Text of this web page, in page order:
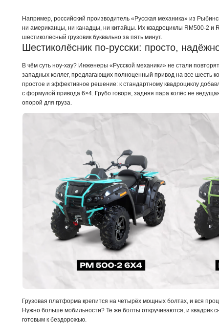
Например, российский производитель «Русская механика» из
ни американцы, ни канадцы, ни китайцы. Их квадроциклы RM500-2
шестиколёсный грузовик буквально за пять минут.
Шестиколёсник по-русски: просто,
В чём суть ноу-хау? Инженеры «Русской механики» не стали
западных коллег, предлагающих полноценный привод на все шесть
простое и эффективное решение: к стандартному квадроциклу
с формулой привода 6×4. Грубо говоря, задняя пара колёс не
опорой для груза.
Грузовая платформа крепится на четырёх мощных болтах, и вся
Нужно больше мобильности? Те же болты откручиваются, и квадрик
готовым к бездорожью.